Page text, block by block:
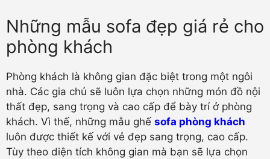
Những mẫu sofa đẹp giá rẻ cho
phòng khách
Phòng khách là không gian đặc biệt trong một ngôi
nhà. Các gia chủ sẽ luôn lựa chọn những món đồ nội
thất đẹp, sang trọng và cao cấp để bày trí ở phòng
khách. Vì thế, những mẫu ghế sofa phòng khách
luôn được thiết kế với vẻ đẹp sang trọng, cao cấp.
Tùy theo diện tích không gian mà bạn sẽ lựa chọn